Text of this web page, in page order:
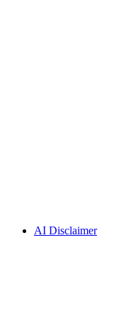
AI Disclaimer